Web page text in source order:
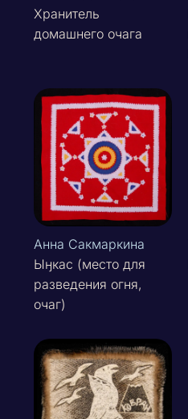
Хранитель
домашнего очага
Анна Сакмаркина
Ыӈкас (место для
разведения огня,
очаг)